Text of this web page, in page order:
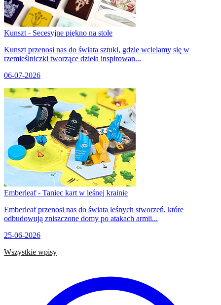
Kunszt - Secesyjne piękno na stole
Kunszt przenosi nas do świata sztuki, gdzie wcielamy się w
rzemieślniczki tworzące dzieła inspirowan...
06-07-2026
Emberleaf - Taniec kart w leśnej krainie
Emberleaf przenosi nas do świata leśnych stworzeń, które
odbudowują zniszczone domy po atakach armii...
25-06-2026
Wszystkie wpisy